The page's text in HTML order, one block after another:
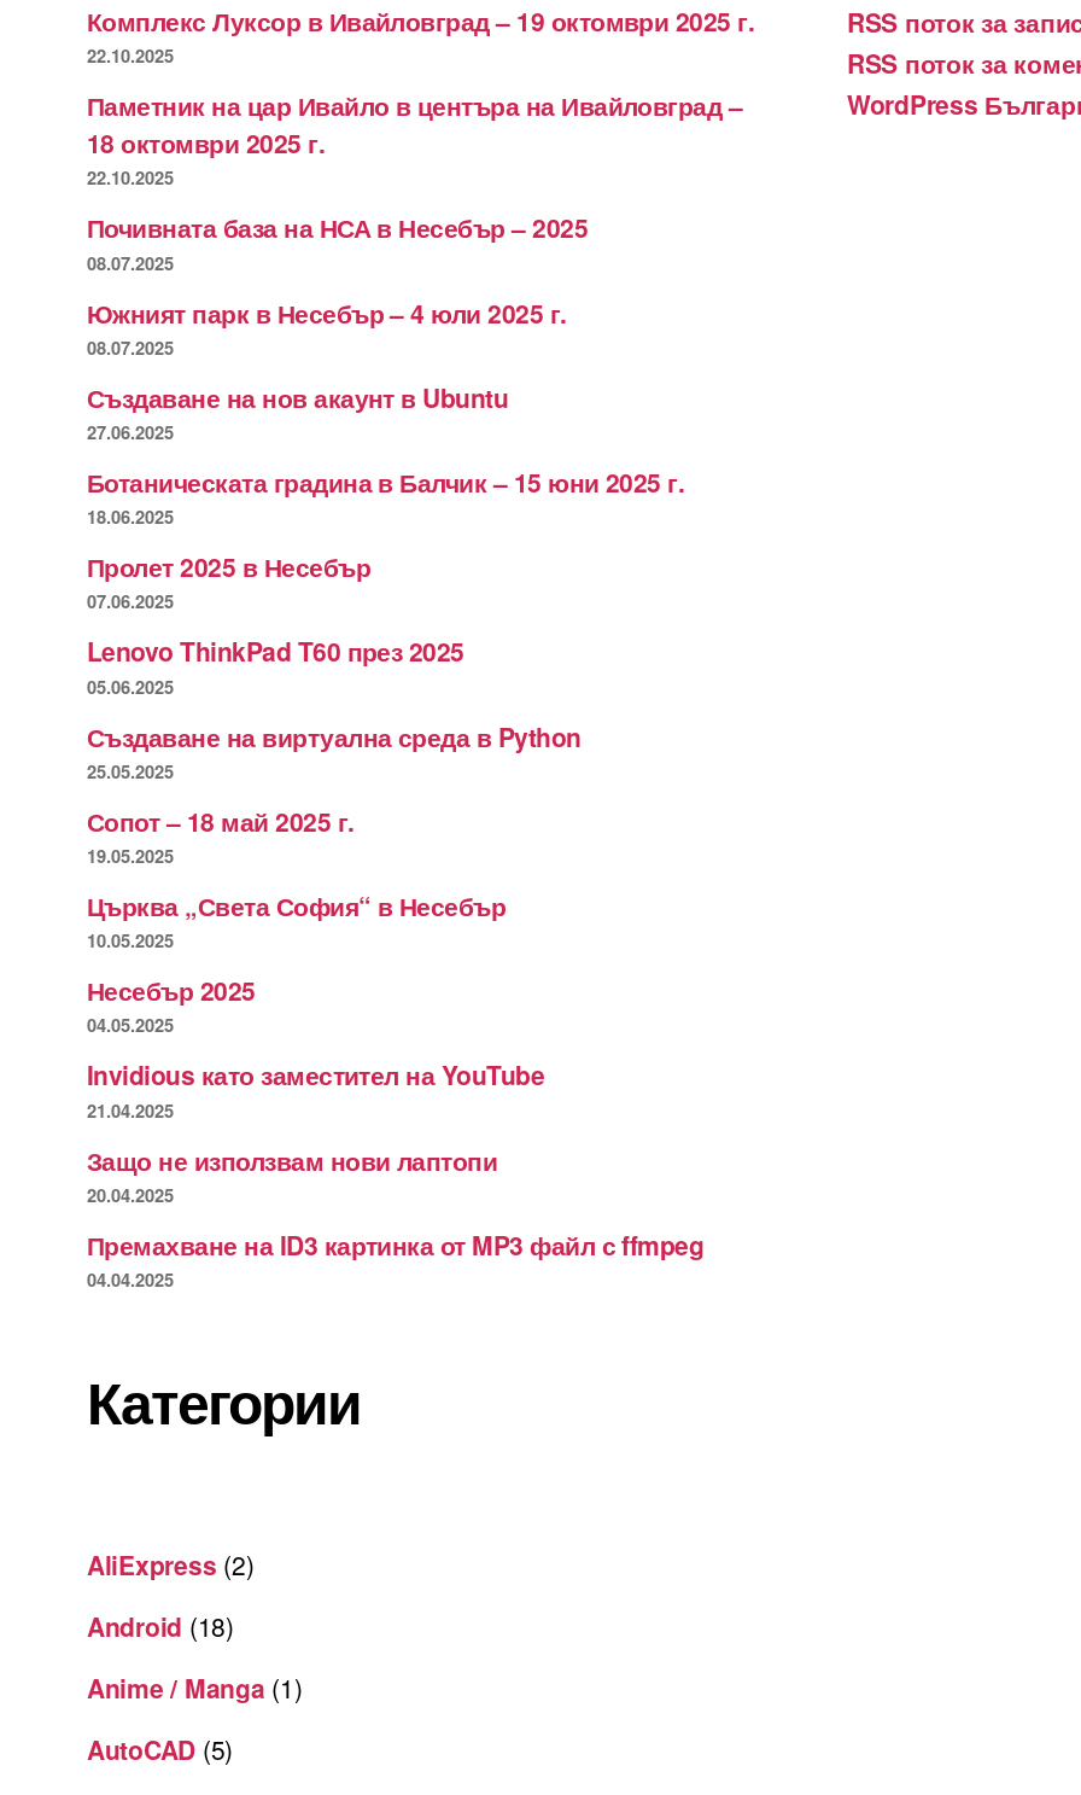
Комплекс Луксор в Ивайловград – 19 октомври 2025 г.
22.10.2025
Паметник на цар Ивайло в центъра на Ивайловград –
18 октомври 2025 г.
22.10.2025
Почивната база на НСА в Несебър – 2025
08.07.2025
Южният парк в Несебър – 4 юли 2025 г.
08.07.2025
Създаване на нов акаунт в Ubuntu
27.06.2025
Ботаническата градина в Балчик – 15 юни 2025 г.
18.06.2025
Пролет 2025 в Несебър
07.06.2025
Lenovo ThinkPad T60 през 2025
05.06.2025
Създаване на виртуална среда в Python
25.05.2025
Сопот – 18 май 2025 г.
19.05.2025
Църква „Света София“ в Несебър
10.05.2025
Несебър 2025
04.05.2025
Invidious като заместител на YouTube
21.04.2025
Защо не използвам нови лаптопи
20.04.2025
Премахване на ID3 картинка от MP3 файл с ffmpeg
04.04.2025
Категории
AliExpress (2)
Android (18)
Anime / Manga (1)
AutoCAD (5)
RSS поток за
RSS поток за
WordPress